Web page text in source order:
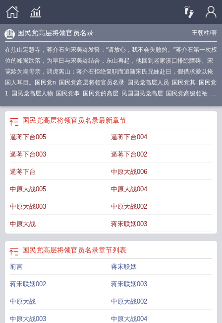
王朝柱/著
国民党高层将领官员名录
在焦山定慧寺，蒋介石向宋美龄发誓：“请放心，我不会失败的。”蒋介石第一次权
位的峰巅跌落，为早日与宋美龄结合，东山再起，他回到老家溪口排除障碍。宋
霭龄为瞒母亲，调虎离山；蒋介石拒绝复职而追随宋氏兄妹赴日，假借求爱以掩
国人耳目。
国民党n 国民党高层将领官员名录 国民党高层人员 国民党其 国民党
1
国民党高层人物 国民党事 国民党的高层 民国国民党高层 国民党高级领袖 国
国民党高层合影 国民党领导者排列表
参选
国民党高层将领官员名录最新章节
逼蒋下台005 逼蒋下台004
逼蒋下台003 逼蒋下台002
逼蒋下台 中原大战006
中原大战005 中原大战004
中原大战003 中原大战002
中原大战 蒋宋联姻003
国民党高层将领官员名录章节列表
前言 蒋宋联姻
蒋宋联姻002 蒋宋联姻003
中原大战 中原大战002
中原大战003 中原大战004